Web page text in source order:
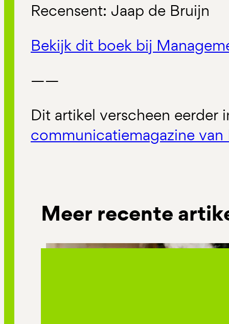
Recensent: Jaap de Bruijn
Bekijk dit boek bij
——
Dit artikel verscheen eerder
communicatiemagazine van
Meer recente